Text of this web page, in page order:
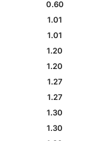
0.60
1.01
1.01
1.20
1.20
1.27
1.27
1.30
1.30